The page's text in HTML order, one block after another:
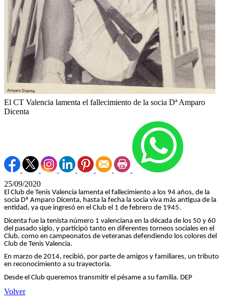
El CT Valencia lamenta el fallecimiento de la socia Dª Amparo
Dicenta
25/09/2020
El Club de Tenis Valencia lamenta el fallecimiento a los 94 años, de la
socia Dª Amparo Dicenta, hasta la fecha la socia viva más antigua de la
entidad, ya que ingresó en el Club el 1 de febrero de 1945.
Dicenta fue la tenista número 1 valenciana en la década de los 50 y 60
del pasado siglo, y participó tanto en diferentes torneos sociales en el
Club, como en campeonatos de veteranas defendiendo los colores del
Club de Tenis Valencia.
En marzo de 2014, recibió, por parte de amigos y familiares, un tributo
en reconocimiento a su trayectoria.
Desde el Club queremos transmitir el pésame a su familia. DEP
Volver